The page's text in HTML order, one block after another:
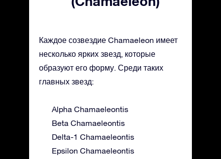
Каждое созвездие Chamaeleon имеет
несколько ярких звезд, которые
образуют его форму. Среди таких
главных звезд:
Alpha Chamaeleontis
Beta Chamaeleontis
Delta-1 Chamaeleontis
Epsilon Chamaeleontis